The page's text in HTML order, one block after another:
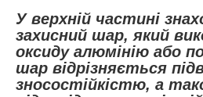
У верхній частині
захисний шар, який
оксиду алюмінію або
шар відрізняється
зносостійкістю, а